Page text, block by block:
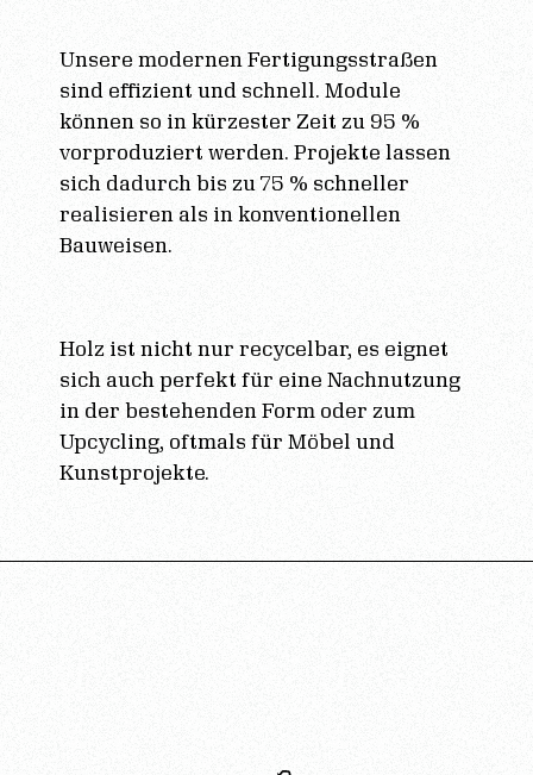
Unsere modernen Fertigungsstraßen
sind effizient und schnell. Module
können so in kürzester Zeit zu 95 %
vorproduziert werden. Projekte lassen
sich dadurch bis zu 75 % schneller
realisieren als in konventionellen
Bauweisen.
Holz ist nicht nur recycelbar, es eignet
sich auch perfekt für eine Nachnutzung
in der bestehenden Form oder zum
Upcycling, oftmals für Möbel und
Kunstprojekte.